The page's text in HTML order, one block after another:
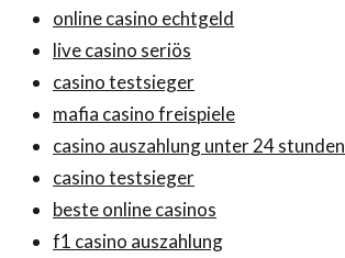
online casino echtgeld
live casino seriös
casino testsieger
mafia casino freispiele
casino auszahlung unter 24 stunden
casino testsieger
beste online casinos
f1 casino auszahlung